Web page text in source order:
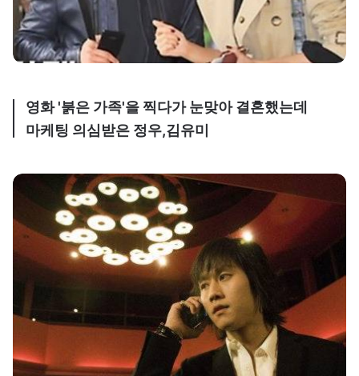
영화 '붉은 가족'을 찍다가 눈맞아 결혼했는데
마케팅 의심받은 정우,김유미